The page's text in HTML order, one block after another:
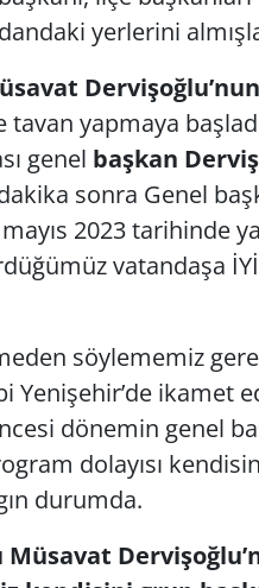
yerlerini
Dervişoğlu’nun
tavan yapmaya
genel başkan
sonra Genel
2023 tarihinde
vatandaşa
söylememiz
Yenişehir’de ikamet
dönemin genel
dolayısı
durumda.